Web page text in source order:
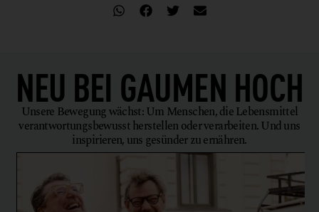
NEU BEI GAUMEN HOCH
Unsere Bewegung wächst: Um Menschen, die Lebensmittel
verantwortungsbewusst herstellen oder verarbeiten. Und uns
inspirieren, uns gesünder zu ernähren.